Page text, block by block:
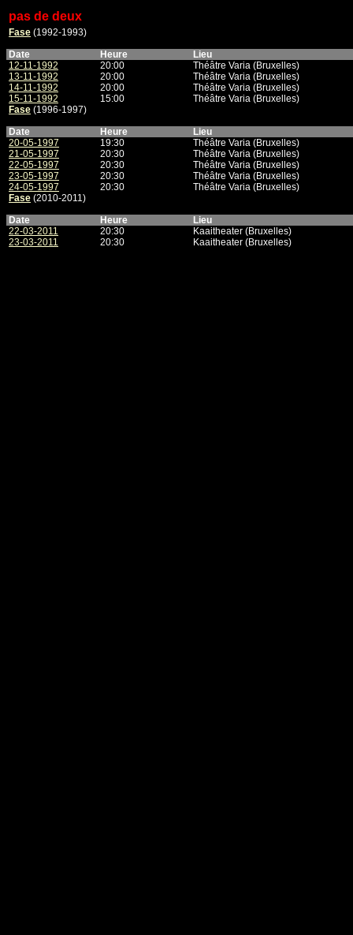
pas de deux
Fase (1992-1993)
Date
Heure
Lieu
12-11-1992
20:00
Théâtre Varia (Bruxelles)
13-11-1992
20:00
Théâtre Varia (Bruxelles)
14-11-1992
20:00
Théâtre Varia (Bruxelles)
15-11-1992
15:00
Théâtre Varia (Bruxelles)
Fase (1996-1997)
Date
Heure
Lieu
20-05-1997
19:30
Théâtre Varia (Bruxelles)
21-05-1997
20:30
Théâtre Varia (Bruxelles)
22-05-1997
20:30
Théâtre Varia (Bruxelles)
23-05-1997
20:30
Théâtre Varia (Bruxelles)
24-05-1997
20:30
Théâtre Varia (Bruxelles)
Fase (2010-2011)
Date
Heure
Lieu
22-03-2011
20:30
Kaaitheater (Bruxelles)
23-03-2011
20:30 Kaaitheater (Bruxelles)